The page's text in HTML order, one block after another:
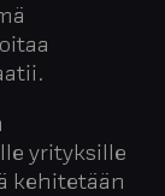
yrityksille
kehitetään